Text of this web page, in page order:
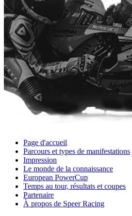
Page d'accueil
Parcours et types de manifestations
Impression
Le monde de la connaissance
European PowerCup
Temps au tour, résultats et coupes
Partenaire
À propos de Speer Racing